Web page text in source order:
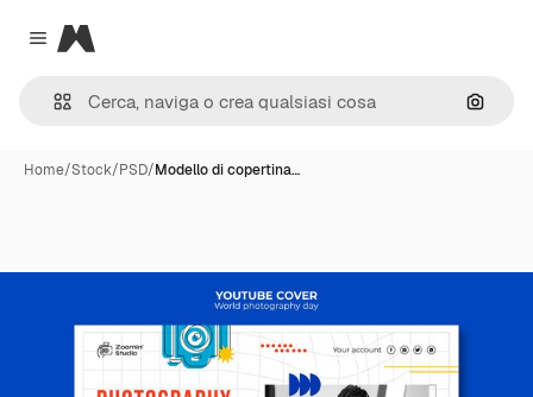
Close menu
Magnific
Cerca
Home/Stock/PSD/Modello di copertina…